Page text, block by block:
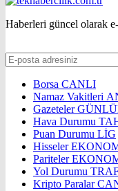
Haberleri güncel olarak
Borsa CANLI
Namaz Vakitleri
Gazeteler
Hava Durumu
Puan Durumu LİG
Hisseler
Pariteler
Yol Durumu
Kripto Paralar